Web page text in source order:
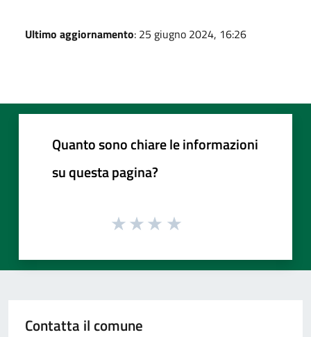
Ultimo aggiornamento: 25 giugno 2024, 16:26
Quanto sono chiare le informazioni
su questa pagina?
Contatta il comune